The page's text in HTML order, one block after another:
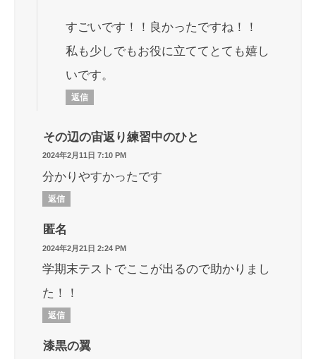
すごいです！！良かったですね！！
私も少しでもお役に立ててとても嬉し
いです。
返信
その辺の宙返り練習中のひと
2024年2月11日 7:10 PM
分かりやすかったです
返信
匿名
2024年2月21日 2:24 PM
学期末テストでここが出るので助かりまし
た！！
返信
漆黒の翼